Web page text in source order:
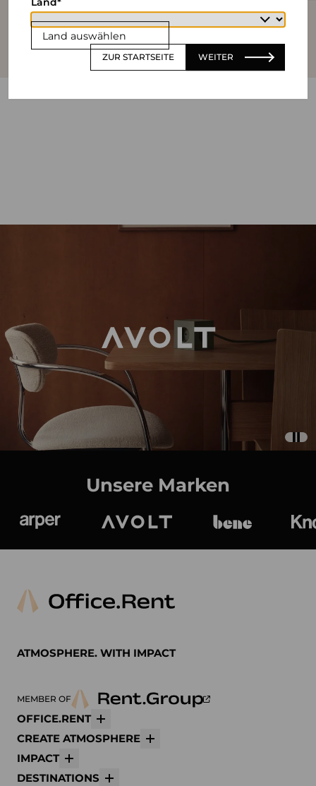
Land auswählen
ZUR STARTSEITE WEITER
Unsere Marken
ATMOSPHERE. WITH IMPACT
MEMBER OF
OFFICE.RENT
CREATE ATMOSPHERE
IMPACT
DESTINATIONS